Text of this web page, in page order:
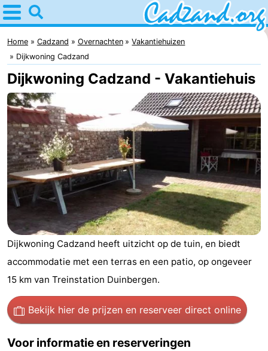
Home
Cadzand
Tips
Voor
kinderen
Overnachten
Appartementen
Campings
Hotels
Vakantiehuizen
Bad
Meersee
-
Beach
Resort
-
De
-
Home Cadzand Overnachten
Vakantiehuizen
Dijkwoning Cadzand
Dijkwoning Cadzand - Vakantiehuis
Dijkwoning Cadzand heeft uitzicht op de tuin, en biedt
accommodatie met een terras en een patio, op ongeveer
15 km van Treinstation Duinbergen.
Bekijk hier de prijzen en reserveer direct online
Voor informatie en reserveringen